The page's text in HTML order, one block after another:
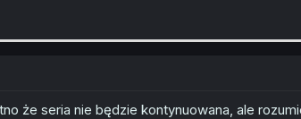
że seria nie będzie kontynuowana, ale